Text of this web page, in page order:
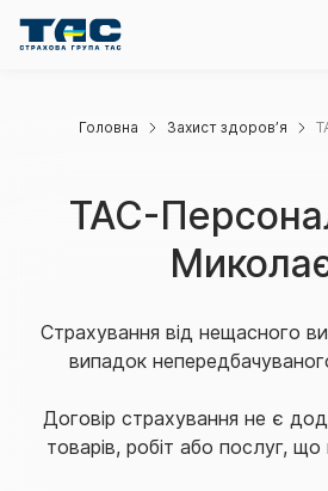
Головна Захист здоров’я
ТАС-
Страхування від нещасного
випадок
Договір страхування не є
товарів, робіт або послуг,